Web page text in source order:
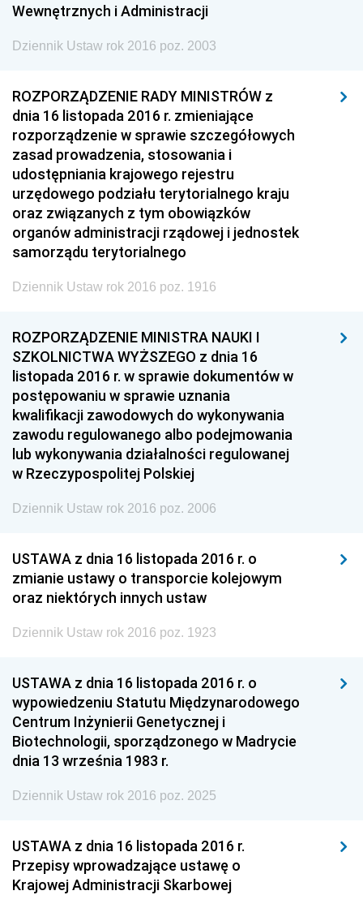
Wewnętrznych i Administracji
Dziennik Ustaw rok 2016 poz. 2003
ROZPORZĄDZENIE RADY MINISTRÓW z
dnia 16 listopada 2016 r. zmieniające
rozporządzenie w sprawie szczegółowych
zasad prowadzenia, stosowania i
udostępniania krajowego rejestru
urzędowego podziału terytorialnego kraju
oraz związanych z tym obowiązków
organów administracji rządowej i jednostek
samorządu terytorialnego
Dziennik Ustaw rok 2016 poz. 1916
ROZPORZĄDZENIE MINISTRA NAUKI I
SZKOLNICTWA WYŻSZEGO z dnia 16
listopada 2016 r. w sprawie dokumentów w
postępowaniu w sprawie uznania
kwalifikacji zawodowych do wykonywania
zawodu regulowanego albo podejmowania
lub wykonywania działalności regulowanej
w Rzeczypospolitej Polskiej
Dziennik Ustaw rok 2016 poz. 2006
USTAWA z dnia 16 listopada 2016 r. o
zmianie ustawy o transporcie kolejowym
oraz niektórych innych ustaw
Dziennik Ustaw rok 2016 poz. 1923
USTAWA z dnia 16 listopada 2016 r. o
wypowiedzeniu Statutu Międzynarodowego
Centrum Inżynierii Genetycznej i
Biotechnologii, sporządzonego w Madrycie
dnia 13 września 1983 r.
Dziennik Ustaw rok 2016 poz. 2025
USTAWA z dnia 16 listopada 2016 r.
Przepisy wprowadzające ustawę o
Krajowej Administracji Skarbowej